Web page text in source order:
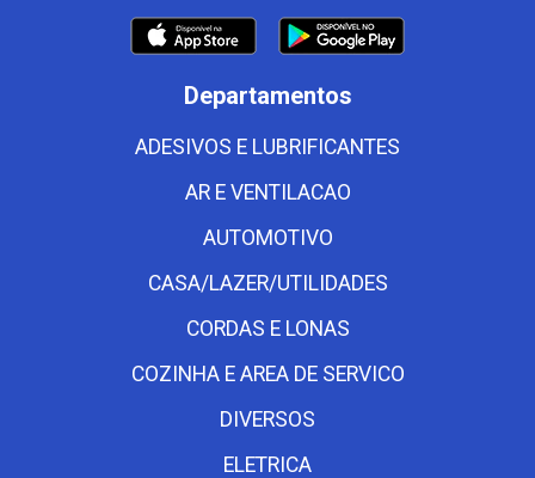
Departamentos
ADESIVOS E LUBRIFICANTES
AR E VENTILACAO
AUTOMOTIVO
CASA/LAZER/UTILIDADES
CORDAS E LONAS
COZINHA E AREA DE SERVICO
DIVERSOS
ELETRICA